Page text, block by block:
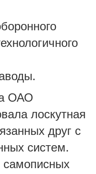
ОАО
лоскутная
друг с
систем.
самописных